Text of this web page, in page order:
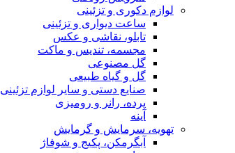
لوازم دکوری و تزئینی
ساعت دیواری و تزئینی
تابلو، نقاشی و عکس
مجسمه، تندیس و ماکت
گل مصنوعی
گل و گیاه طبیعی
صنایع دستی و سایر لوازم تزئینی
پرده، رانر و رومیزی
آینه
تهویه، سرمایش و گرمایش
آبگرمکن، پکیج و شوفاژ